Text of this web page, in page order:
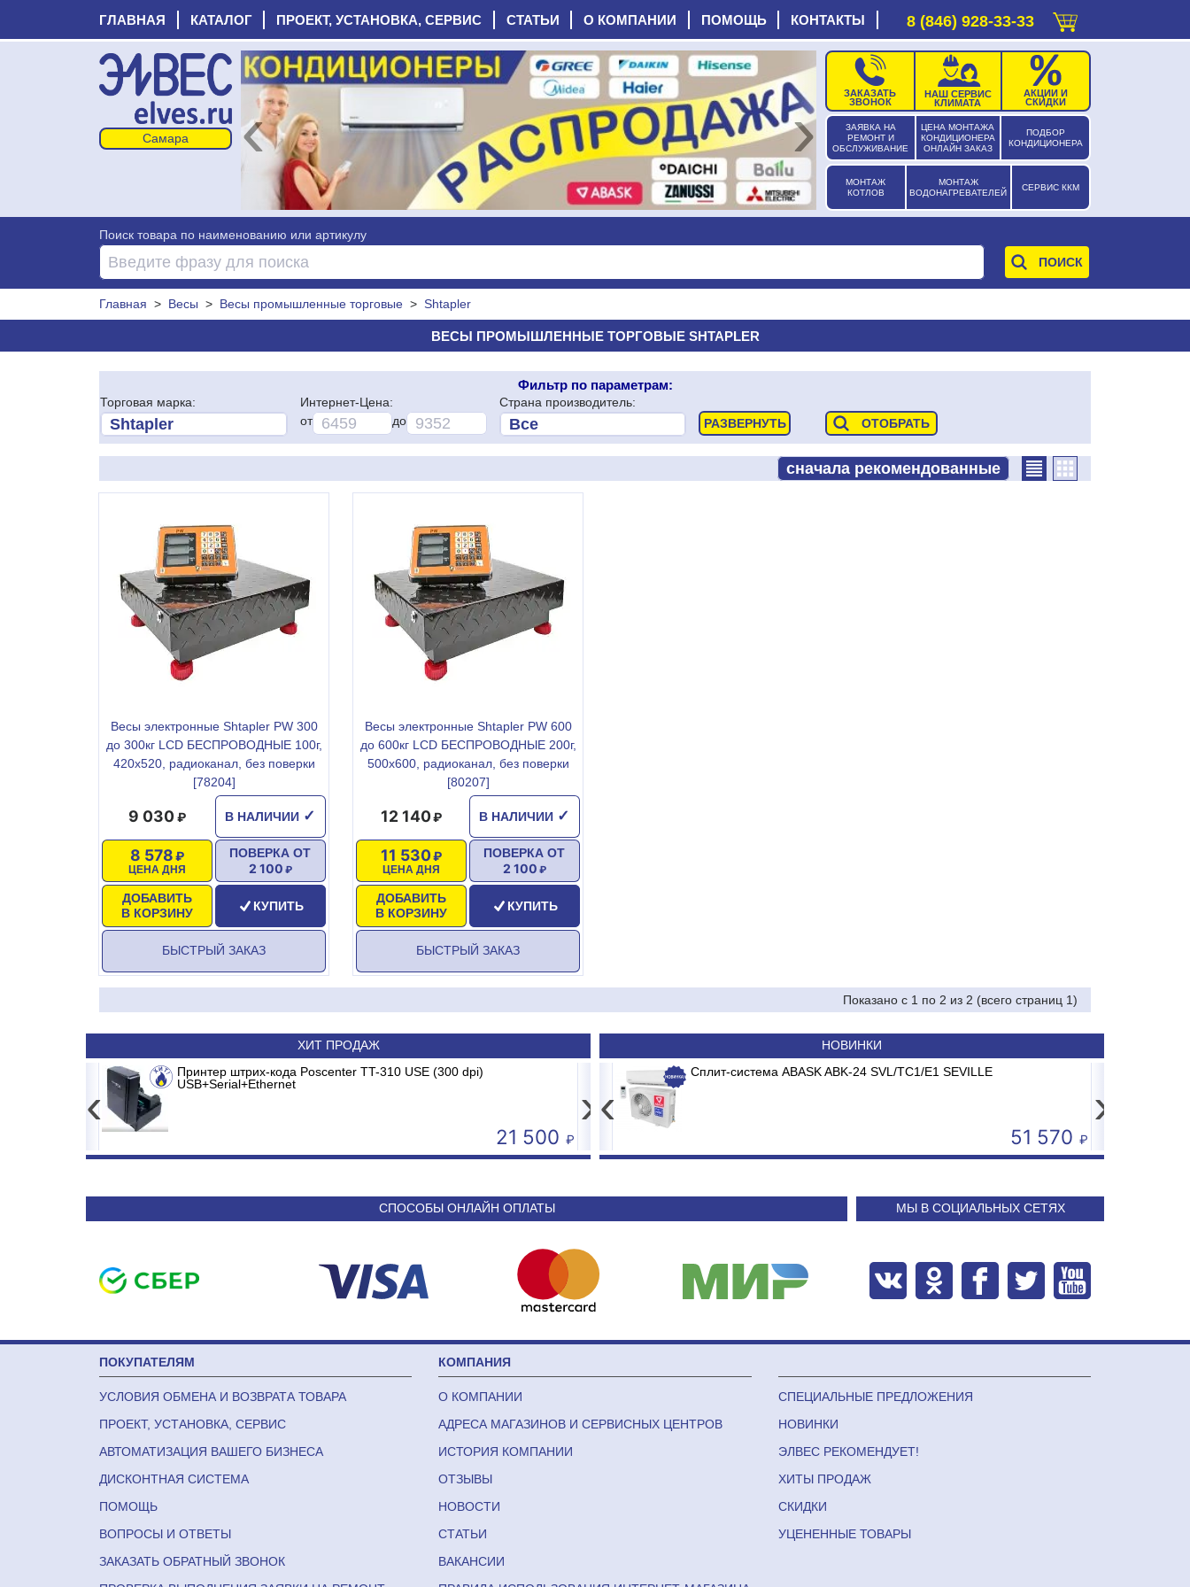
ГЛАВНАЯ КАТАЛОГ ПРОЕКТ, УСТАНОВКА, СЕРВИС СТАТЬИ О КОМПАНИИ ПОМОЩЬ КОНТАКТЫ 8 (846) 928-33-33
ЗАЯВКА НА
РЕМОНТ И
ОБСЛУЖИВАНИЕ
ЦЕНА МОНТАЖА
КОНДИЦИОНЕРА
ОНЛАЙН ЗАКАЗ
ПОДБОР
КОНДИЦИОНЕРА
МОНТАЖ
КОТЛОВ
МОНТАЖ
ВОДОНАГРЕВАТЕЛЕЙ
СЕРВИС ККМ
ЗАКАЗАТЬ
ЗВОНОК
НАШ СЕРВИС
КЛИМАТА
АКЦИИ И
СКИДКИ
‹ ›
Поиск товара по наименованию или артикулу
Главная > Весы > Весы промышленные торговые > Shtapler
ВЕСЫ ПРОМЫШЛЕННЫЕ ТОРГОВЫЕ SHTAPLER
ХИТ ПРОДАЖ
Принтер штрих-кода Poscenter TT-310 USE (300 dpi)
USB+Serial+Ethernet
21 500
Котел электродный Галан-Гейзер 9
6 879
‹ ›
НОВИНКИ
44 340
Сплит-система ABASK ABK-07 BRG/TC2/E1 BURGOS BLACK
24 240
Сплит-система ABASK ABK-24 SVL/TC1/E1 SEVILLE
51 570
‹ ›
СПОСОБЫ ОНЛАЙН ОПЛАТЫ МЫ В СОЦИАЛЬНЫХ СЕТЯХ
Фильтр по параметрам:
Торговая марка:
Интернет-Цена:
от
до
Страна производитель:
Весы электронные Shtapler PW 300
до 300кг LCD БЕСПРОВОДНЫЕ 100г,
420х520, радиоканал, без поверки
[78204]
В НАЛИЧИИ ✓
9 030
ЦЕНА ДНЯ
8 578
ДОБАВИТЬ
В КОРЗИНУ
ПОВЕРКА ОТ
2 100
КУПИТЬ
БЫСТРЫЙ ЗАКАЗ
Весы электронные Shtapler PW 600
до 600кг LCD БЕСПРОВОДНЫЕ 200г,
500х600, радиоканал, без поверки
[80207]
В НАЛИЧИИ ✓
12 140
ЦЕНА ДНЯ
11 530
ДОБАВИТЬ
В КОРЗИНУ
ПОВЕРКА ОТ
2 100
КУПИТЬ
БЫСТРЫЙ ЗАКАЗ
Показано с 1 по 2 из 2 (всего страниц 1)
ПОКУПАТЕЛЯМ
УСЛОВИЯ ОБМЕНА И ВОЗВРАТА ТОВАРА
ПРОЕКТ, УСТАНОВКА, СЕРВИС
АВТОМАТИЗАЦИЯ ВАШЕГО БИЗНЕСА
ДИСКОНТНАЯ СИСТЕМА
ПОМОЩЬ
ВОПРОСЫ И ОТВЕТЫ
ЗАКАЗАТЬ ОБРАТНЫЙ ЗВОНОК
КОМПАНИЯ
О КОМПАНИИ
АДРЕСА МАГАЗИНОВ И СЕРВИСНЫХ ЦЕНТРОВ
ИСТОРИЯ КОМПАНИИ
ОТЗЫВЫ
НОВОСТИ
СТАТЬИ
ВАКАНСИИ
СПЕЦИАЛЬНЫЕ ПРЕДЛОЖЕНИЯ
НОВИНКИ
ЭЛВЕС РЕКОМЕНДУЕТ!
ХИТЫ ПРОДАЖ
СКИДКИ
УЦЕНЕННЫЕ ТОВАРЫ